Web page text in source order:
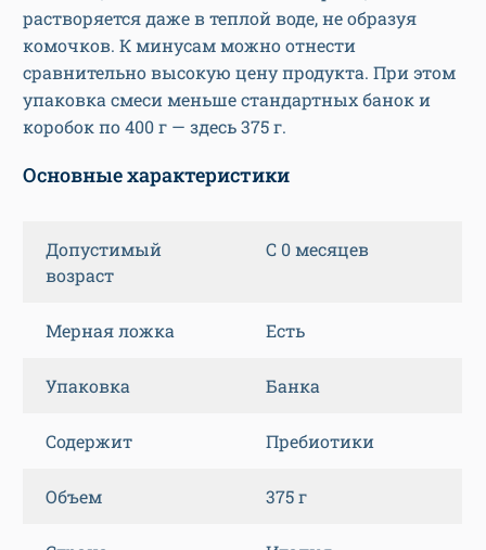
растворяется даже в теплой воде, не образуя
комочков. К минусам можно отнести
сравнительно высокую цену продукта. При этом
упаковка смеси меньше стандартных банок и
коробок по 400 г — здесь 375 г.
Основные характеристики
Допустимый
возраст
С 0 месяцев
Мерная ложка Есть
Упаковка Банка
Содержит Пребиотики
Объем 375 г